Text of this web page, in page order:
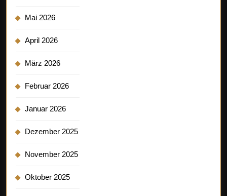
Mai 2026
April 2026
März 2026
Februar 2026
Januar 2026
Dezember 2025
November 2025
Oktober 2025